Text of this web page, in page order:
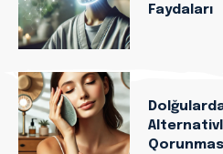
Faydaları